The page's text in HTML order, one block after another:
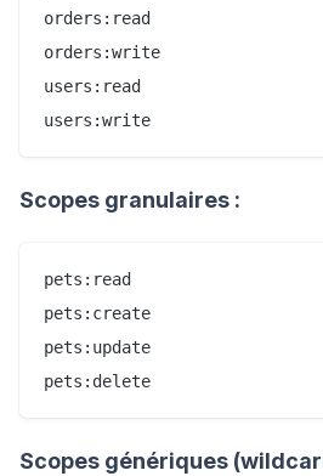
orders:read
orders:write
users:read
Scopes granulaires :
pets:read
pets:create
pets:update
Scopes génériques